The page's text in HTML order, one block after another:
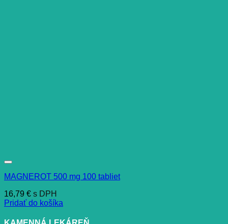
MAGNEROT 500 mg 100 tabliet
16,79 € s DPH
Pridať do košíka